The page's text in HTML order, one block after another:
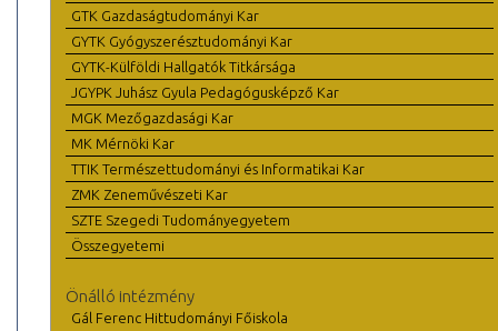
GTK Gazdaságtudományi Kar
GYTK Gyógyszerésztudományi Kar
GYTK-Külföldi Hallgatók Titkársága
JGYPK Juhász Gyula Pedagógusképző Kar
MGK Mezőgazdasági Kar
MK Mérnöki Kar
TTIK Természettudományi és Informatikai Kar
ZMK Zeneművészeti Kar
SZTE Szegedi Tudományegyetem
Összegyetemi
Önálló intézmény
Gál Ferenc Hittudományi Főiskola